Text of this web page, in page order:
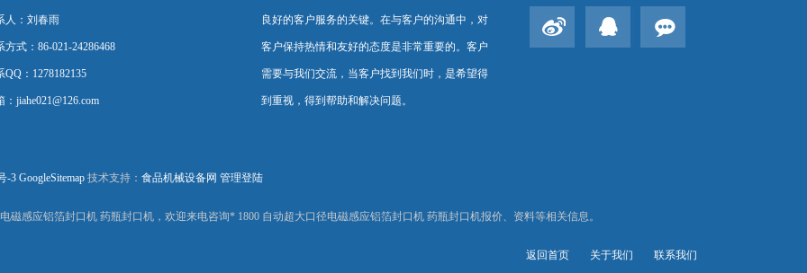
人：刘春雨
方式：86-021-24286468
QQ：1278182135
：jiahe021@126.com
良好的客户服务的关键。在与客户的沟通中，对
客户保持热情和友好的态度是非常重要的。客户
需要与我们交流，当客户找到我们时，是希望得
到重视，得到帮助和解决问题。
-3 GoogleSitemap 技术支持： 食品机械设备网 管理登陆
感应铝箔封口机 药瓶封口机，欢迎来电咨询* 1800 自动超大口径电磁感应铝箔封口机 药瓶封口机报价、资料等相关信息。
返回首页 关于我们 联系我们